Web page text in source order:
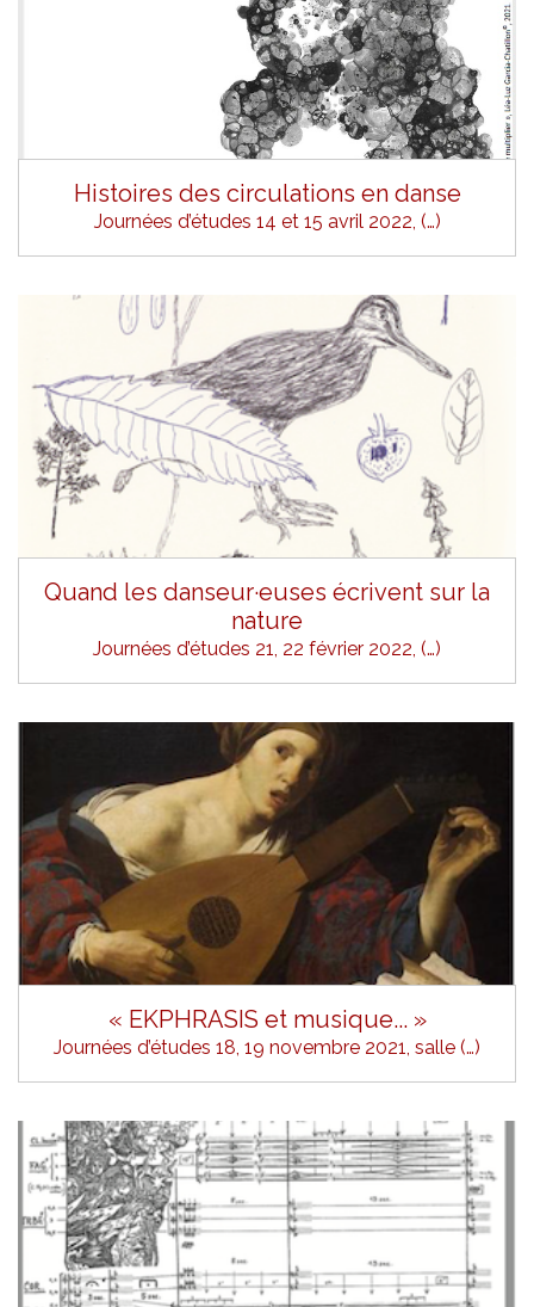
Histoires des circulations en danse
Journées d’études 14 et 15 avril 2022, (…)
Quand les danseur·euses écrivent sur la
nature
Journées d’études 21, 22 février 2022, (…)
« EKPHRASIS et musique... »
Journées d’études 18, 19 novembre 2021, salle (…)